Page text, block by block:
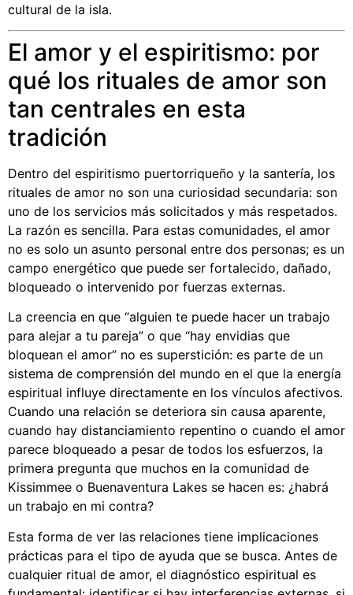
cultural de la isla.
El amor y el espiritismo: por
qué los rituales de amor son
tan centrales en esta
tradición
Dentro del espiritismo puertorriqueño y la santería, los
rituales de amor no son una curiosidad secundaria: son
uno de los servicios más solicitados y más respetados.
La razón es sencilla. Para estas comunidades, el amor
no es solo un asunto personal entre dos personas; es un
campo energético que puede ser fortalecido, dañado,
bloqueado o intervenido por fuerzas externas.
La creencia en que “alguien te puede hacer un trabajo
para alejar a tu pareja” o que “hay envidias que
bloquean el amor” no es superstición: es parte de un
sistema de comprensión del mundo en el que la energía
espiritual influye directamente en los vínculos afectivos.
Cuando una relación se deteriora sin causa aparente,
cuando hay distanciamiento repentino o cuando el amor
parece bloqueado a pesar de todos los esfuerzos, la
primera pregunta que muchos en la comunidad de
Kissimmee o Buenaventura Lakes se hacen es: ¿habrá
un trabajo en mi contra?
Esta forma de ver las relaciones tiene implicaciones
prácticas para el tipo de ayuda que se busca. Antes de
cualquier ritual de amor, el diagnóstico espiritual es